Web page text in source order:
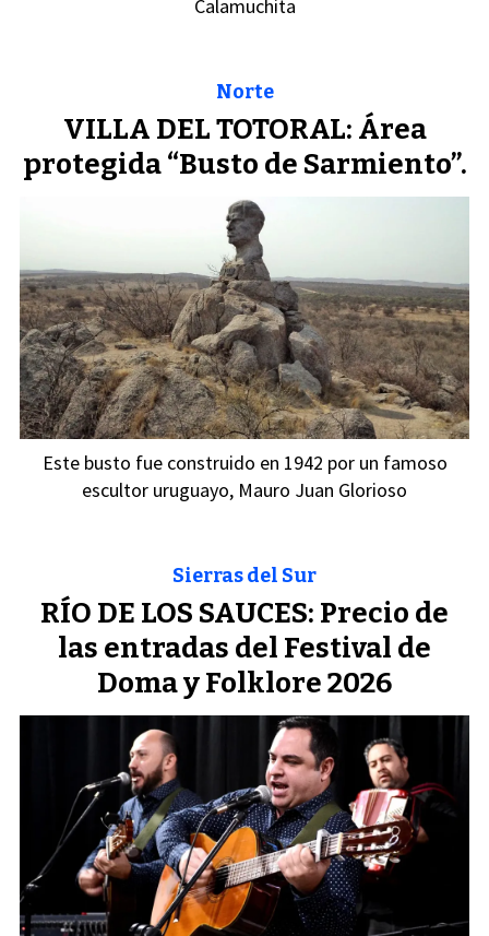
Calamuchita
VILLA DEL TOTORAL: Área
protegida “Busto de Sarmiento”.
Norte
Este busto fue construido en 1942 por un famoso
escultor uruguayo, Mauro Juan Glorioso
RÍO DE LOS SAUCES: Precio de
las entradas del Festival de
Doma y Folklore 2026
Sierras del Sur